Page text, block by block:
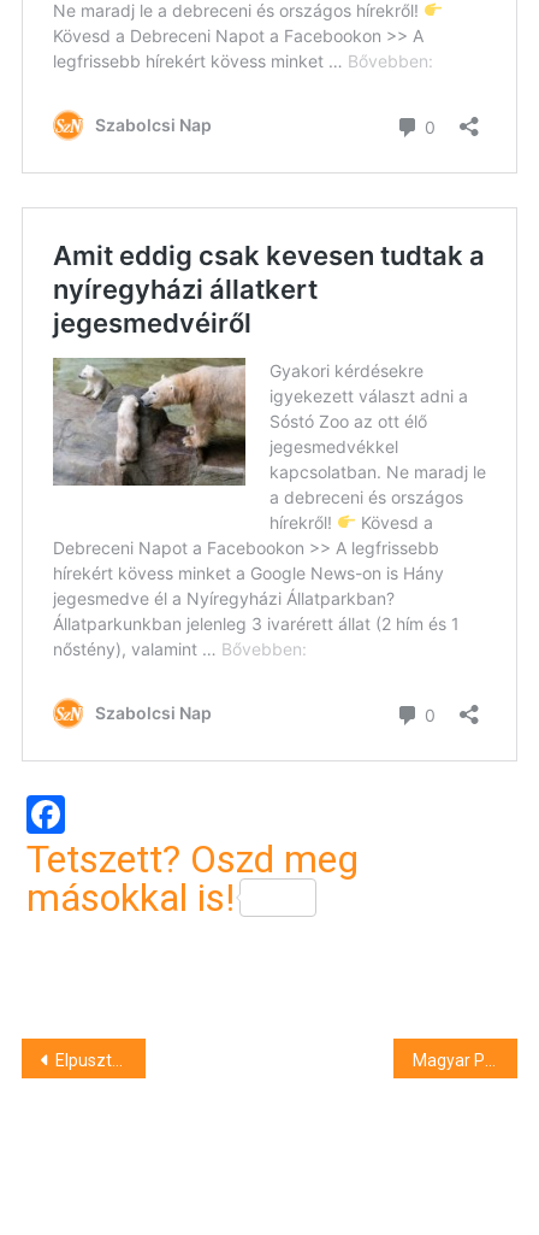
Facebook
Tetszett? Oszd meg
másokkal is!
Bejegyzés
Elpusztult a Nyíregyházi Állatpark legendás jegesmedvéje